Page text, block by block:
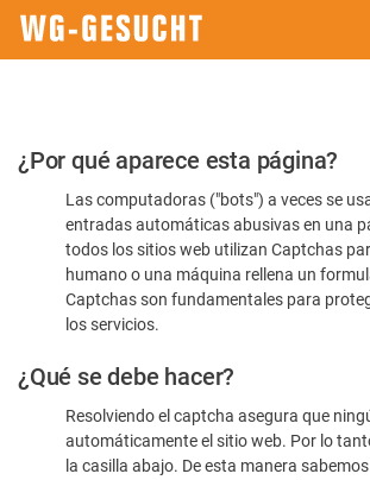
Por
favor,
confirme
humano
¿Por qué aparece esta página?
Las computadoras ("bots") a veces se
entradas automáticas abusivas en una
todos los sitios web utilizan Captchas
humano o una máquina rellena un
Captchas son fundamentales para
los servicios.
¿Qué se debe hacer?
Resolviendo el captcha asegura que
automáticamente el sitio web. Por lo
la casilla abajo. De esta manera